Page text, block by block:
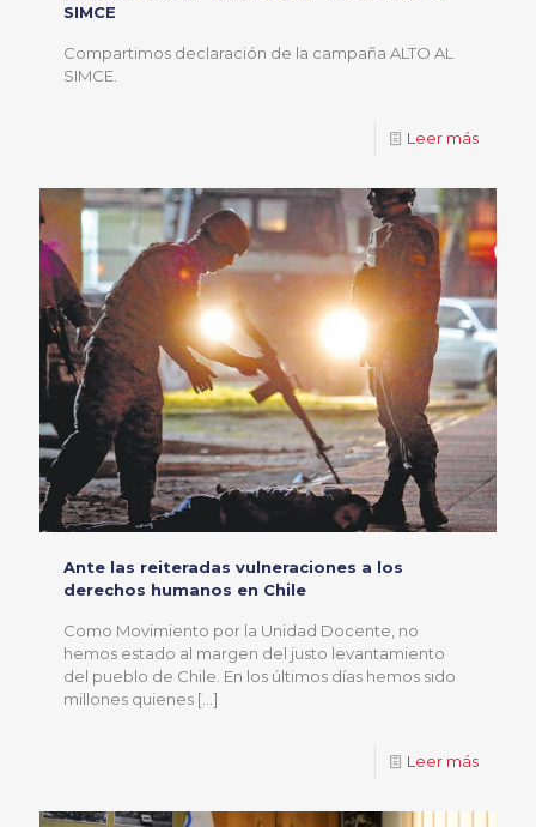
SIMCE
Compartimos declaración de la campaña ALTO AL
SIMCE.
Leer más
Ante las reiteradas vulneraciones a los
derechos humanos en Chile
Como Movimiento por la Unidad Docente, no
hemos estado al margen del justo levantamiento
del pueblo de Chile. En los últimos días hemos sido
millones quienes […]
Leer más